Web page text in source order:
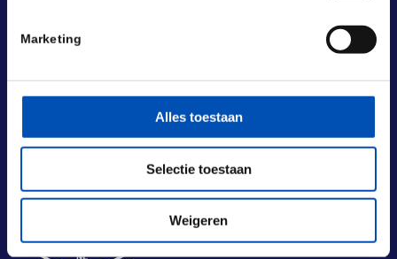
Marketing
Alles toestaan
Selectie toestaan
Weigeren